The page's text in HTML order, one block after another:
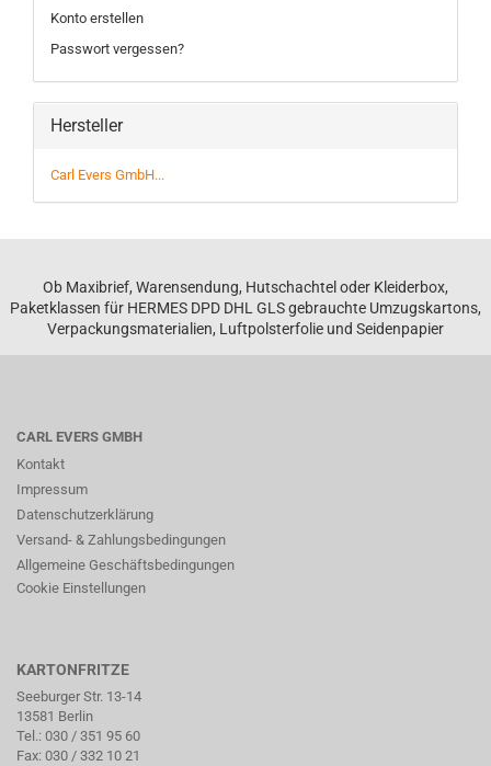
Konto erstellen
Passwort vergessen?
Hersteller
Carl Evers GmbH...
Ob Maxibrief, Warensendung, Hutschachtel oder Kleiderbox,
Paketklassen für HERMES DPD DHL GLS gebrauchte Umzugskartons,
Verpackungsmaterialien, Luftpolsterfolie und Seidenpapier
CARL EVERS GMBH
Kontakt
Impressum
Datenschutzerklärung
Versand- & Zahlungsbedingungen
Allgemeine Geschäftsbedingungen
Cookie Einstellungen
KARTONFRITZE
Seeburger Str. 13-14
13581 Berlin
Tel.: 030 / 351 95 60
Fax: 030 / 332 10 21